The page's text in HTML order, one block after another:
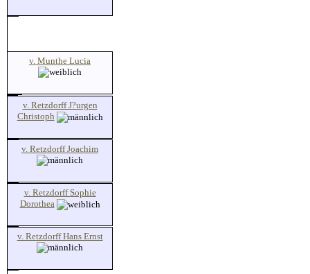
v. Munthe Lucia
v. Retzdorff J?urgen
Christoph
v. Retzdorff Joachim
v. Retzdorff Sophie
Dorothea
v. Retzdorff Hans Ernst